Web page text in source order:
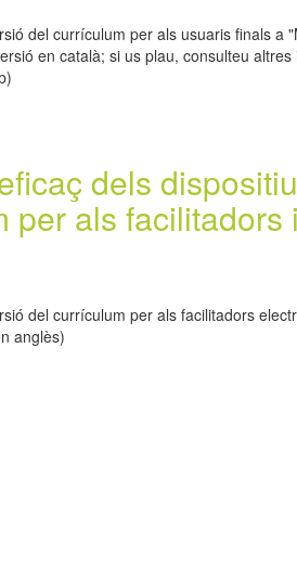
del currículum per als usuaris finals a
en català; si us plau, consulteu
dels
per als facilitadors
del currículum per als facilitadors
anglès)